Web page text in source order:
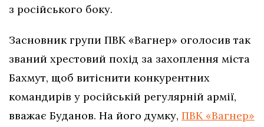
з російського боку.
Засновник групи ПВК «Вагнер» оголосив так
званий хрестовий похід за захоплення міста
Бахмут, щоб витіснити конкурентних
командирів у російській регулярній армії,
вважає Буданов. На його думку, ПВК «Вагнер»